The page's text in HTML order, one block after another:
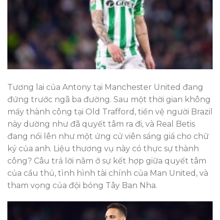
Tương lai của Antony tại Manchester United đang
đứng trước ngã ba đường. Sau một thời gian không
mấy thành công tại Old Trafford, tiền vệ người Brazil
này dường như đã quyết tâm ra đi, và Real Betis
đang nổi lên như một ứng cử viên sáng giá cho chữ
ký của anh. Liệu thương vụ này có thực sự thành
công? Câu trả lời nằm ở sự kết hợp giữa quyết tâm
của cầu thủ, tình hình tài chính của Man United, và
tham vọng của đội bóng Tây Ban Nha.